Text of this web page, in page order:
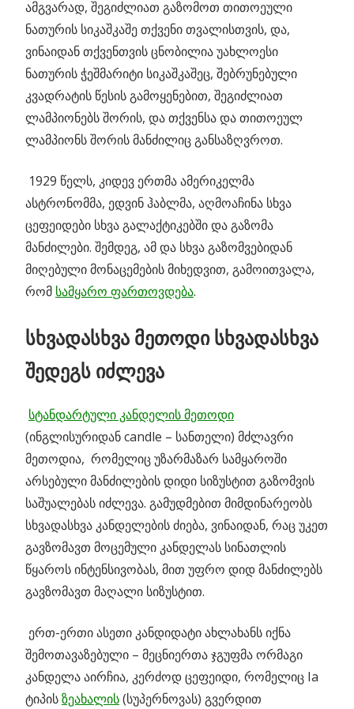
ამგვარად, შეგიძლიათ გაზომოთ თითოეული
ნათურის სიკაშკაშე თქვენი თვალისთვის, და,
ვინაიდან თქვენთვის ცნობილია უახლოესი
ნათურის ჭეშმარიტი სიკაშკაშეც, შებრუნებული
კვადრატის წესის გამოყენებით, შეგიძლიათ
ლამპიონებს შორის, და თქვენსა და თითოეულ
ლამპიონს შორის მანძილიც განსაზღვროთ.
1929 წელს, კიდევ ერთმა ამერიკელმა
ასტრონომმა, ედვინ ჰაბლმა, აღმოაჩინა სხვა
ცეფეიდები სხვა გალაქტიკებში და გაზომა
მანძილები. შემდეგ, ამ და სხვა გაზომვებიდან
მიღებული მონაცემების მიხედვით, გამოითვალა,
რომ სამყარო ფართოვდება.
სხვადასხვა მეთოდი სხვადასხვა
შედეგს იძლევა
სტანდარტული კანდელის მეთოდი
(ინგლისურიდან candle – სანთელი) მძლავრი
მეთოდია, რომელიც უზარმაზარ სამყაროში
არსებული მანძილების დიდი სიზუსტით გაზომვის
საშუალებას იძლევა. გამუდმებით მიმდინარეობს
სხვადასხვა კანდელების ძიება, ვინაიდან, რაც უკეთ
გავზომავთ მოცემული კანდელას სინათლის
წყაროს ინტენსივობას, მით უფრო დიდ მანძილებს
გავზომავთ მაღალი სიზუსტით.
ერთ-ერთი ასეთი კანდიდატი ახლახანს იქნა
შემოთავაზებული – მეცნიერთა ჯგუფმა ორმაგი
კანდელა აირჩია, კერძოდ ცეფეიდი, რომელიც Ia
ტიპისზეახალის(სუპერნოვას) გვერდით